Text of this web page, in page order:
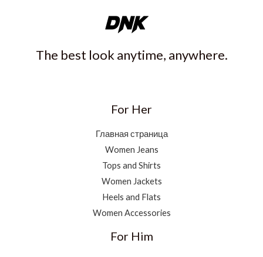
The best look anytime, anywhere.
For Her
Главная страница
Women Jeans
Tops and Shirts
Women Jackets
Heels and Flats
Women Accessories
For Him